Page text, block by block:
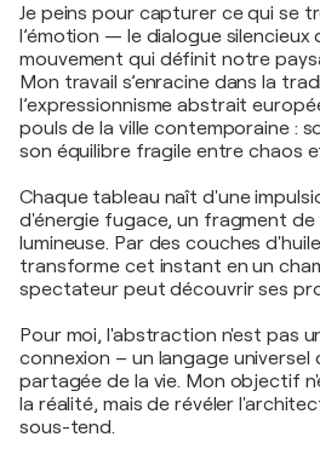
Je peins pour capturer ce qui se
l’émotion — le dialogue silencieux
mouvement qui définit notre
Mon travail s’enracine dans la
l’expressionnisme abstrait
pouls de la ville contemporaine :
son équilibre fragile entre chaos
Chaque tableau naît d'une
d'énergie fugace, un fragment de
lumineuse. Par des couches
transforme cet instant en un
spectateur peut découvrir ses
Pour moi, l'abstraction n'est pas
connexion – un langage universel
partagée de la vie. Mon objectif
la réalité, mais de révéler
sous-tend.